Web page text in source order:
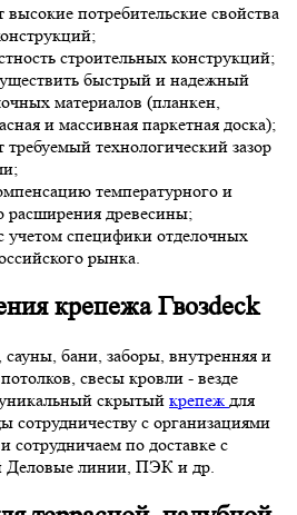
высокие потребительские свойства
строительных конструкций;
быстрый и надежный
материалов (планкен,
и массивная паркетная доска);
требуемый технологический зазор
температурного и
расширения древесины;
учетом специфики отделочных
рынка.
крепежа Гвозdeck
бани, заборы, внутренняя и
свесы кровли - везде
скрытый крепеж для
сотрудничеству с организациями
сотрудничаем по доставке с
Деловые линии, ПЭК и др.